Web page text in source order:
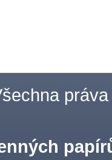
práva